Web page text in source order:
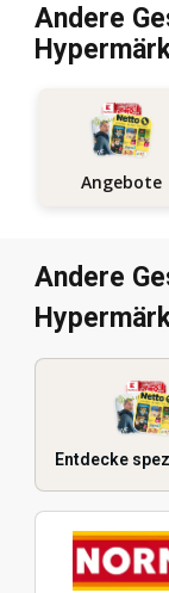
Andere
Angebote
Andere
Entdecke